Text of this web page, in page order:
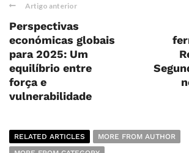
Artigo anterior
Perspectivas
económicas globais
para 2025: Um
equilíbrio entre
força e
vulnerabilidade
RELATED ARTICLES
MORE FROM AUTHOR